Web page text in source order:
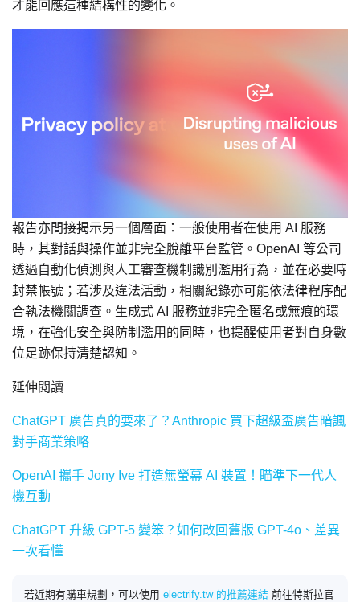
才能回應這種結構性的變化。
報告亦間接揭示另一個層面：一般使用者在使用 AI 服務
時，其對話與操作並非完全脫離平台監管。OpenAI 等公司
透過自動化偵測與人工審查機制識別濫用行為，並在必要時
封禁帳號；若涉及違法活動，相關紀錄亦可能依法律程序配
合執法機關調查。生成式 AI 服務並非完全匿名或無痕的環
境，在強化安全與防制濫用的同時，也提醒使用者對自身數
位足跡保持清楚認知。
延伸閱讀
ChatGPT 廣告真的要來了？Anthropic 買下超級盃廣告暗諷
對手商業策略
OpenAI 攜手 Jony Ive 打造無螢幕 AI 裝置！瞄準下一代人
機互動
ChatGPT 升級 GPT-5 變笨？如何改回舊版 GPT-4o、差異
一次看懂
若近期有購車規劃，可以使用 electrify.tw 的推薦連結 前往特斯拉官